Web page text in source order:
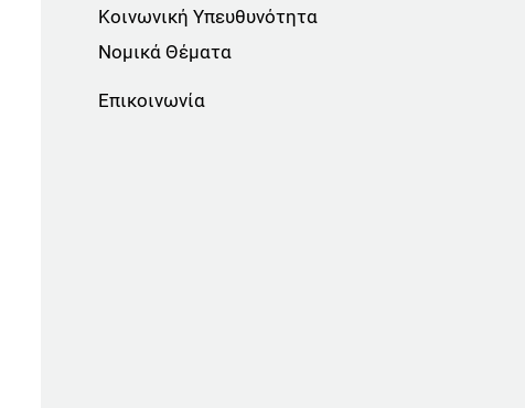
Κοινωνική Υπευθυνότητα
Νομικά Θέματα
Επικοινωνία